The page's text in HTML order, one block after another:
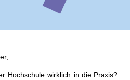
Hochschule wirklich in die Praxis?